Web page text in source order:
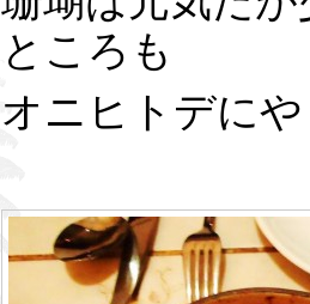
ところも
オニヒトデに